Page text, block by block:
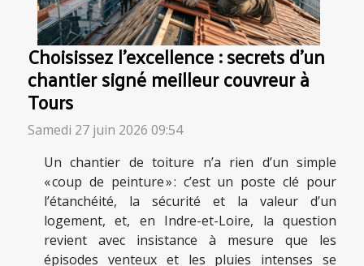
Choisissez l’excellence : secrets d’un
chantier signé meilleur couvreur à
Tours
Samedi 27 juin 2026 09:54
Un chantier de toiture n’a rien d’un simple
« coup de peinture » : c’est un poste clé pour
l’étanchéité, la sécurité et la valeur d’un
logement, et, en Indre-et-Loire, la question
revient avec insistance à mesure que les
épisodes venteux et les pluies intenses se